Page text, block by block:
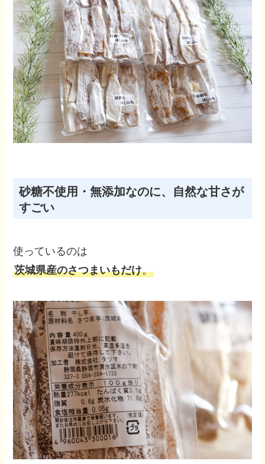
砂糖不使用・無添加なのに、自然な甘さが
すごい
使っているのは
茨城県産のさつまいもだけ。